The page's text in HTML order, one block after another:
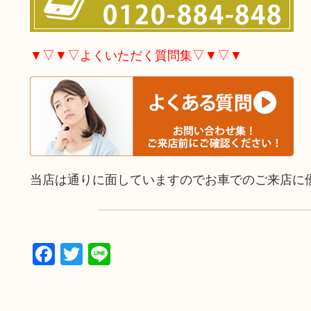
▼▽▼▽よくいただく質問集▽▼▽▼
当店は通りに面していますのでお車でのご来店に
Facebook
Twitter
Line